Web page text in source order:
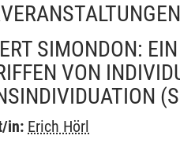
SIMONDON:
VON
in: Erich Hörl